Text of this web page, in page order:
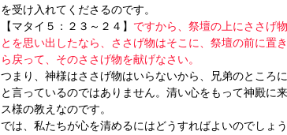
を受け入れてくださるのです。
【マタイ５：２３～２４】 ですから、祭壇の上にささげ
とを思い出したなら、ささげ物はそこに、祭壇の前に置
ら戻って、そのささげ物を献げなさい。
つまり、神様はささげ物はいらないから、兄弟のところ
と言っているのではありません。清い心をもって神殿に
ス様の教えなのです。
では、私たちが心を清めるにはどうすればよいのでしょ